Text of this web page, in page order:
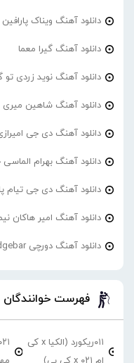
دانلود آهنگ ویناک پارافین
دانلود آهنگ گیرا معما
دانلود آهنگ نوید زردی تو
دانلود آهنگ شاهین
دانلود آهنگ دی جی امیرازی
دانلود آهنگ بهرام
دانلود آهنگ دی جی
دانلود آهنگ امیر هاکان
دانلود آهنگ دورچی Edgebar
فهرست خوانندگان
۰۱۱ریکورد (الکیا x کی